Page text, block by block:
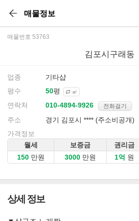
매물정보
매물번호 53763
김포시구래동
업종
기타샵
평수
평 ㎡
연락처 전화걸기
주소
경기 김포시 **** (주소비공개)
가격정보
월세
보증금 권리금
만원
만원 원
상세 정보